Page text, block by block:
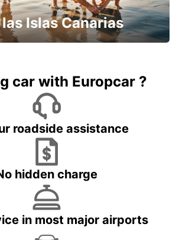
Islas Canarias
car with Europcar ?
roadside assistance
hidden charge
in most major airports